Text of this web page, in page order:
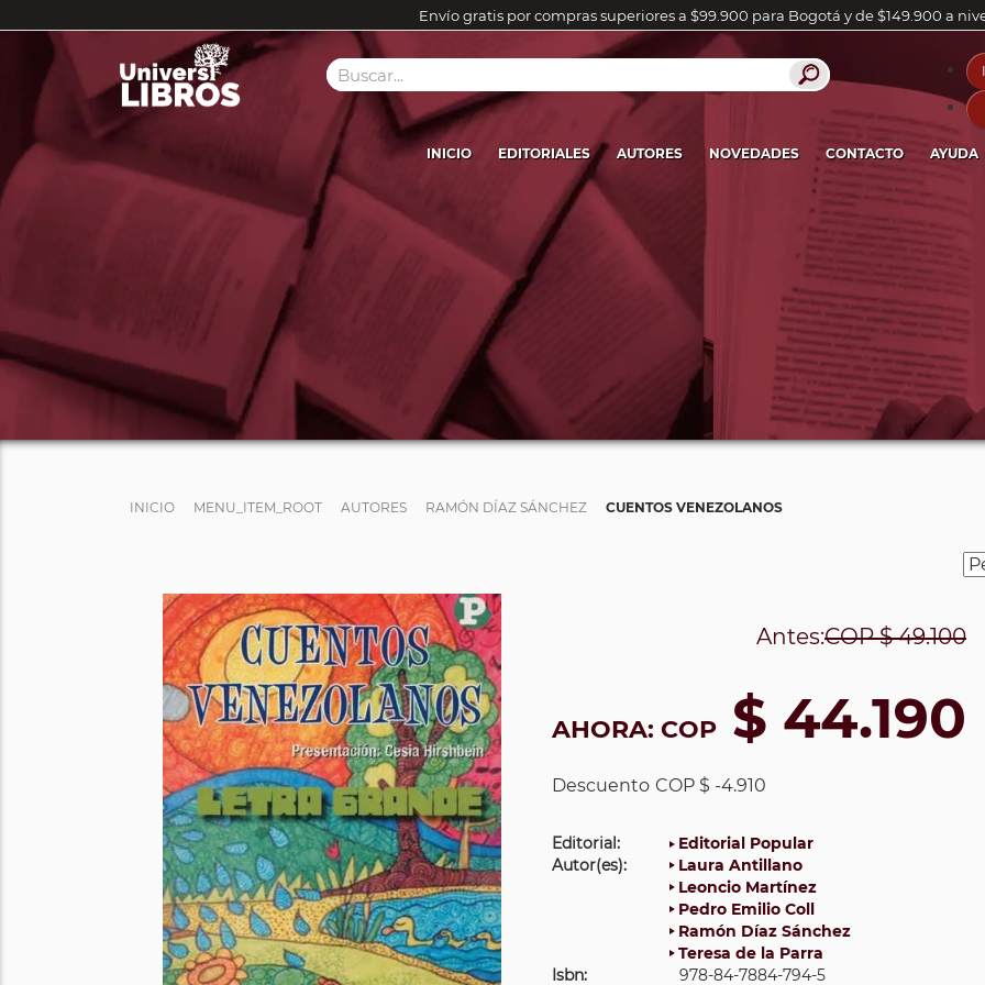
Envío gratis por compras superiores a $99.900 para Bogotá y de $149.900 a
INICIO EDITORIALES AUTORES NOVEDADES CONTACTO AYUDA
INICIO MENU_ITEM_ROOT AUTORES RAMÓN DÍAZ SÁNCHEZ CUENTOS VENEZOLANOS
Antes:COP$ 49.100
AHORA: COP $ 44.190
Descuento COP $ -4.910
Editorial:
Editorial Popular
Autor(es):
Laura Antillano
Leoncio Martínez
Pedro Emilio Coll
Ramón Díaz Sánchez
Teresa de la Parra
Isbn:
978-84-7884-794-5